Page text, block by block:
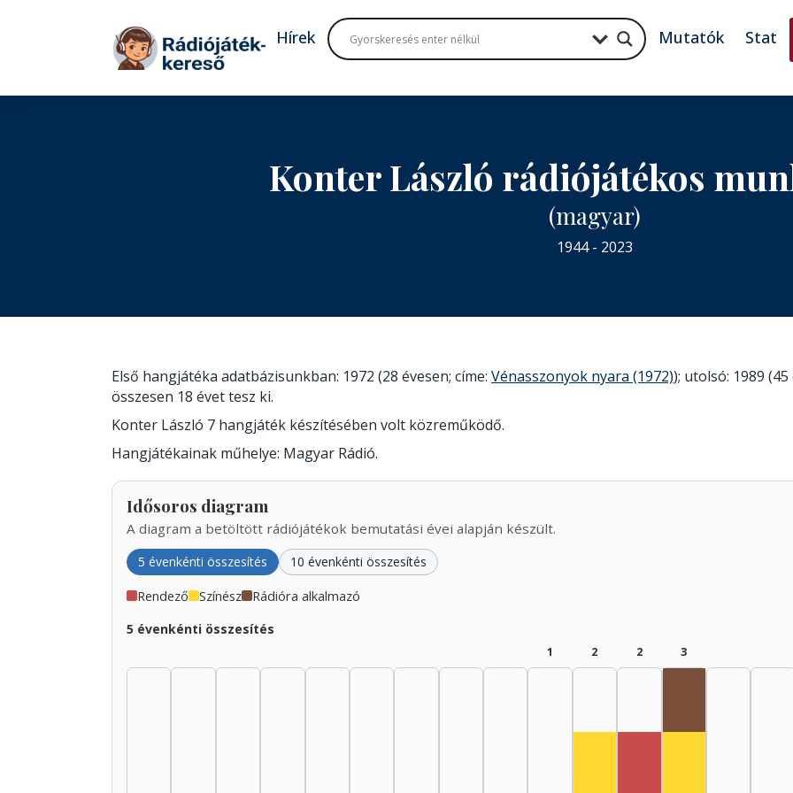
Tovább a tartalomhoz
Hírek Mutatók Stat
Konter László rádiójátékos
(magyar)
1944 - 2023
Első hangjátéka adatbázisunkban: 1972 (28 évesen; címe: Vénasszonyok nyara (1972)); utolsó: 1989 (45
összesen 18 évet tesz ki.
Konter László 7 hangjáték készítésében volt közreműködő.
Hangjátékainak műhelye: Magyar Rádió.
Idősoros diagram
A diagram a betöltött rádiójátékok bemutatási évei alapján készült.
5 évenkénti összesítés 10 évenkénti összesítés
Rendező Színész Rádióra alkalmazó
5 évenkénti összesítés
1 2 2 3